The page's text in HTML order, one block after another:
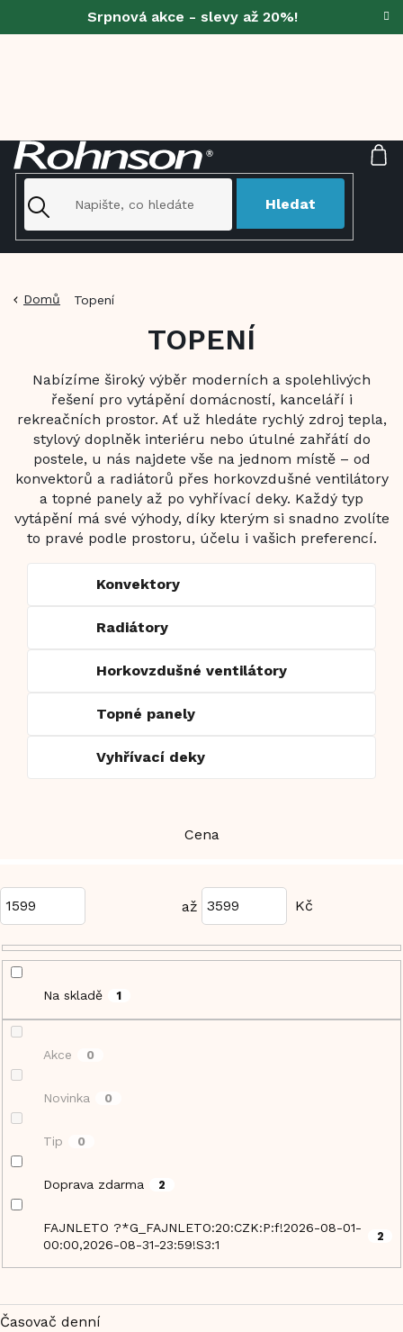
Srpnová akce - slevy až 20%!
Hledat
Domů Topení
TOPENÍ
Nabízíme široký výběr moderních a spolehlivých
řešení pro vytápění domácností, kanceláří i
rekreačních prostor. Ať už hledáte rychlý zdroj tepla,
stylový doplněk interiéru nebo útulné zahřátí do
postele, u nás najdete vše na jednom místě – od
konvektorů a radiátorů přes horkovzdušné ventilátory
a topné panely až po vyhřívací deky. Každý typ
vytápění má své výhody, díky kterým si snadno zvolíte
to pravé podle prostoru, účelu i vašich preferencí.
Konvektory
Radiátory
Horkovzdušné ventilátory
Topné panely
Vyhřívací deky
Cena
1599 3599
Na skladě 1
Akce 0
Novinka 0
Tip 0
Doprava zdarma 2
FAJNLETO ?*G_FAJNLETO:20:CZK:P:f!2026-08-01-
00:00,2026-08-31-23:59!S3:1
2
Časovač denní